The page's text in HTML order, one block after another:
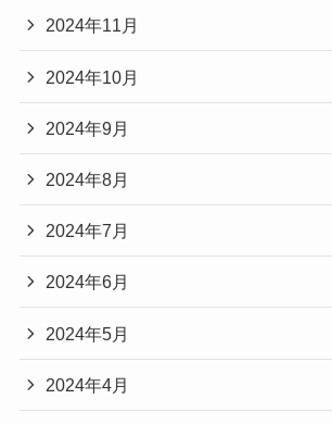
2024年11月
2024年10月
2024年9月
2024年8月
2024年7月
2024年6月
2024年5月
2024年4月